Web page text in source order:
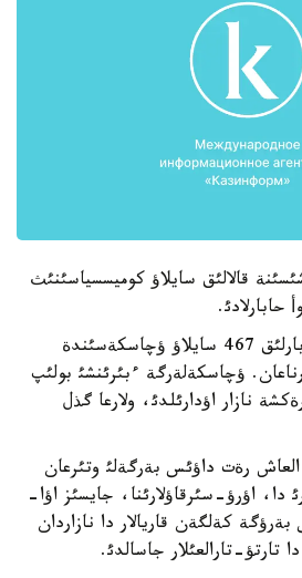
قالالئق سايلاؤ كوميسسياسئنئث
حابارلادئ.
ونئث ايتؤئنشا، قالاداعئ بارلئق 467 سايلاؤ ؤچاسكةسئندة
ؤچاسكةلةرگة ءبئرئنشئ بولئپ
نازار اؤدارئلدئ، ولارعا گذل
رةت داؤئس بةرگةلئ وتئرعان
دا، اؤرؤ-سئرقاؤلارئنا، جايسئز اؤا-
بةرؤگة كةلگةن قاريالار دا نازاردان
تارتؤ-تارالعئلار جاسالدئ.